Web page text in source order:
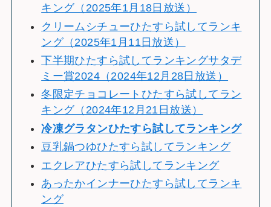
キング（2025年1月18日放送）
クリームシチューひたすら試してランキ
ング（2025年1月11日放送）
下半期ひたすら試してランキングサタデ
ミー賞2024（2024年12月28日放送）
冬限定チョコレートひたすら試してラン
キング（2024年12月21日放送）
冷凍グラタンひたすら試してランキング
豆乳鍋つゆひたすら試してランキング
エクレアひたすら試してランキング
あったかインナーひたすら試してランキ
ング